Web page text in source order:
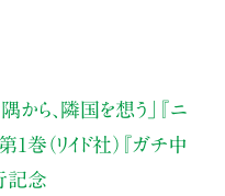
から、隣国を想う」
『ニ
巻（リイド社）
『ガチ中
記念